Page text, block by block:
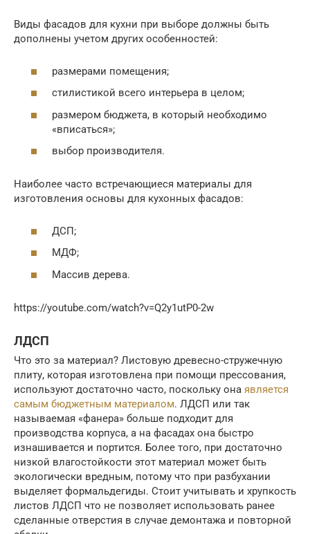
Виды фасадов для кухни при выборе должны быть
дополнены учетом других особенностей:
размерами помещения;
стилистикой всего интерьера в целом;
размером бюджета, в который необходимо
«вписаться»;
выбор производителя.
Наиболее часто встречающиеся материалы для
изготовления основы для кухонных фасадов:
ДСП;
МДФ;
Массив дерева.
https://youtube.com/watch?v=Q2y1utP0-2w
ЛДСП
Что это за материал? Листовую древесно-стружечную
плиту, которая изготовлена при помощи прессования,
используют достаточно часто, поскольку она является
самым бюджетным материалом. ЛДСП или так
называемая «фанера» больше подходит для
производства корпуса, а на фасадах она быстро
изнашивается и портится. Более того, при достаточно
низкой влагостойкости этот материал может быть
экологически вредным, потому что при разбухании
выделяет формальдегиды. Стоит учитывать и хрупкость
листов ЛДСП что не позволяет использовать ранее
сделанные отверстия в случае демонтажа и повторной